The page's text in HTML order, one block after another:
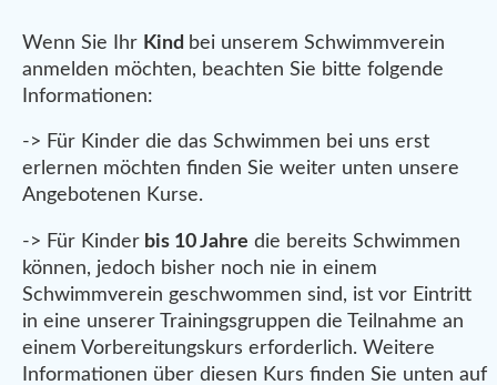
Wenn Sie Ihr Kind bei unserem Schwimmverein
anmelden möchten, beachten Sie bitte folgende
Informationen:
-> Für Kinder die das Schwimmen bei uns erst
erlernen möchten finden Sie weiter unten unsere
Angebotenen Kurse.
-> Für Kinder bis 10 Jahre die bereits Schwimmen
können, jedoch bisher noch nie in einem
Schwimmverein geschwommen sind, ist vor Eintritt
in eine unserer Trainingsgruppen die Teilnahme an
einem Vorbereitungskurs erforderlich. Weitere
Informationen über diesen Kurs finden Sie unten auf